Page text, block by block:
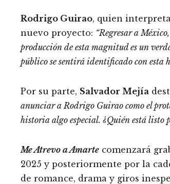
Rodrigo Guirao, quien
nuevo proyecto: “Regresar a
producción de esta magnitud es un
público se sentirá identificado con esta
Por su parte, Salvador Mejía
anunciar a Rodrigo Guirao como el
historia algo especial. ¿Quién está listo
Me Atrevo a Amarte comenzará
2025 y posteriormente por la
de romance, drama y giros